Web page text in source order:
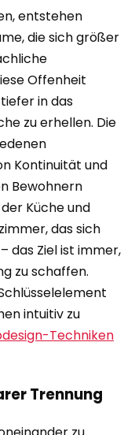
entstehen
die sich größer
Offenheit
in das
zu erhellen. Die
Kontinuität und
Bewohnern
Küche und
das sich
das Ziel ist immer,
zu schaffen.
intuitiv zu
Techniken
Trennung